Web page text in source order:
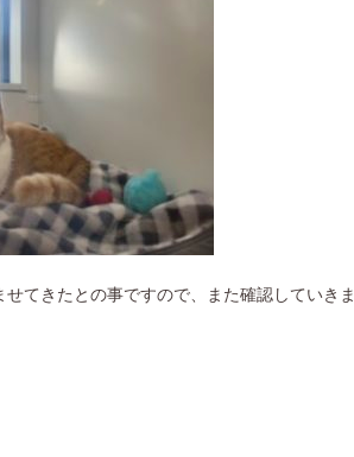
せてきたとの事ですので、また確認していき